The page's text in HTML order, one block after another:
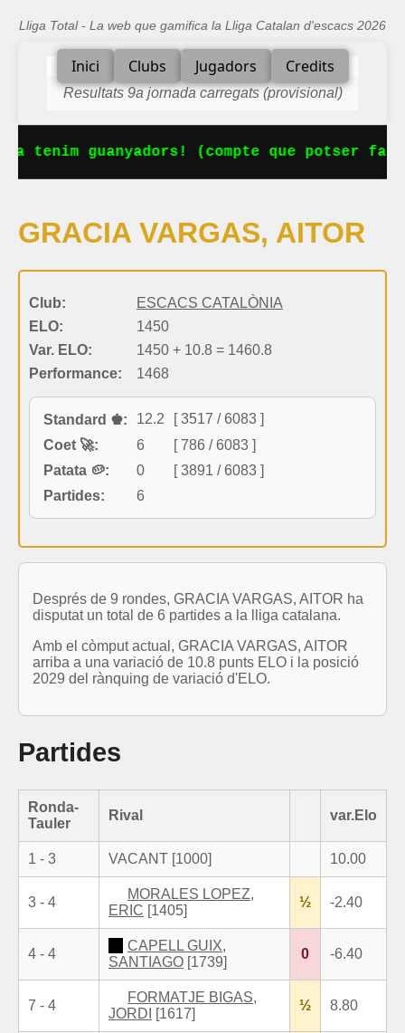
Lliga Total - La web que gamifica la Lliga Catalan d'escacs 2026
Inici Clubs Jugadors Credits
Resultats 9a jornada carregats (provisional)
tenim guanyadors! (compte que potser
GRACIA VARGAS, AITOR
Club:
ESCACS CATALÒNIA
ELO:
1450
Var. ELO:
1450 + 10.8 = 1460.8
Performance:
1468
Standard ♚: 12.2
[ 3517 / 6083 ]
Coet 🚀:
6
[ 786 / 6083 ]
Patata 🥔:
0
[ 3891 / 6083 ]
Partides:
6
Després de 9 rondes, GRACIA VARGAS, AITOR ha
disputat un total de 6 partides a la lliga catalana.
Amb el còmput actual, GRACIA VARGAS, AITOR
arriba a una variació de 10.8 punts ELO i la posició
2029 del rànquing de variació d'ELO.
Partides
Ronda-
Tauler
Rival var.Elo
1 - 3 VACANT [1000] 10.00
3 - 4
MORALES LOPEZ,
ERIC [1405]
½ -2.40
4 - 4
CAPELL GUIX,
SANTIAGO [1739]
0 -6.40
7 - 4
FORMATJE BIGAS,
JORDI
[1617]
½ 8.80